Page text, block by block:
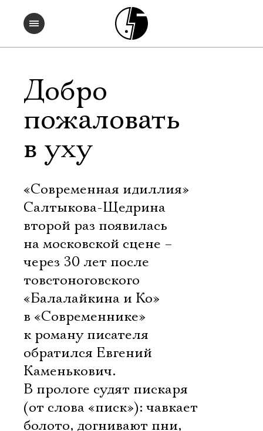
Добро
пожаловать
в уху
«Современная идиллия»
Салтыкова-Щедрина
второй раз появилась
на московской сцене –
через 30 лет после
товстоноговского
«Балалайкина и Ко»
в «Современнике»
к роману писателя
обратился Евгений
Каменькович.
В прологе судят пискаря
(от слова «писк»): чавкает
болото, догнивают пни,